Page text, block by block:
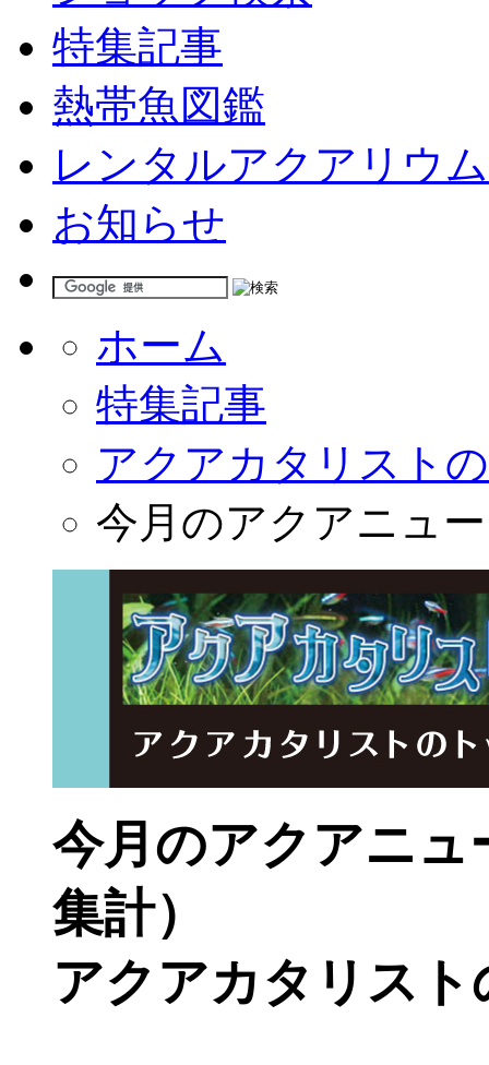
特集記事
熱帯魚図鑑
レンタルアクアリウム
お知らせ
ホーム
特集記事
アクアカタリスト
今月のアクアニュ
今月のアクアニュ
集計）
アクアカタリスト